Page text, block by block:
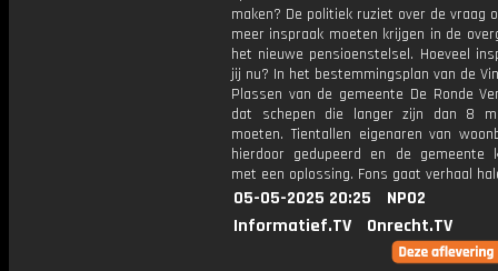
maken? De politiek ruziet over de vraag
meer inspraak moeten krijgen in de
het nieuwe pensioenstelsel. Hoeveel
jij nu? In het bestemmingsplan van de
Plassen van de gemeente De Ronde
dat schepen die langer zijn dan 8
moeten. Tientallen eigenaren van
hierdoor gedupeerd en de gemeente
met een oplossing. Fons gaat verhaal
05-05-2025 20:25
NPO2
Informatief.TV
Onrecht.TV